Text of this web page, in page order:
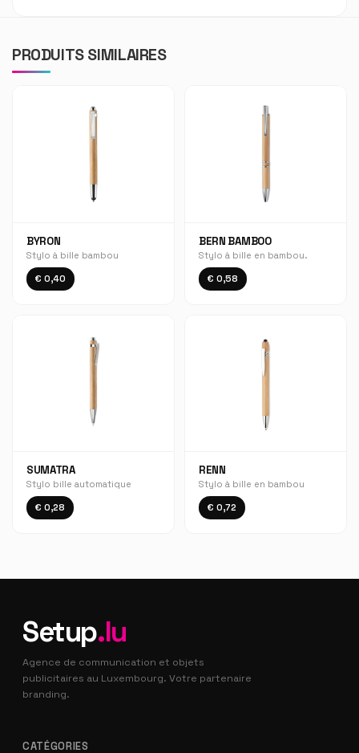
PRODUITS SIMILAIRES
BYRON
Stylo à bille bambou
€ 0,40
BERN BAMBOO
Stylo à bille en bambou.
€ 0,58
SUMATRA
Stylo bille automatique
€ 0,28
RENN
Stylo à bille en bambou
€ 0,72
Setup.lu
Agence de communication et objets
publicitaires au Luxembourg. Votre partenaire
branding.
CATÉGORIES